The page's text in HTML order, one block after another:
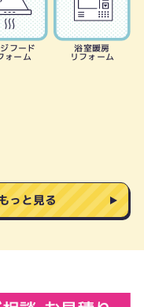
フード
ォーム
浴室暖房
リフォーム
っと見る